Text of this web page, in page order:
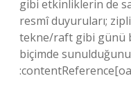
gibi etkinliklerin de
resmî duyuruları;
tekne/raft gibi günü
biçimde